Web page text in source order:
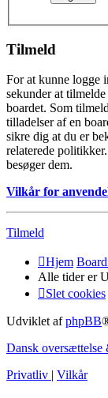
Tilmeld
For at kunne logge
sekunder at
boardet. Som
tilladelser af en
sikre dig at du er
relaterede
besøger dem.
Vilkår for
Tilmeld
Hjem
Alle tider er
Slet cookies
Udviklet afphpBB
Dansk
Privatliv | Vilkår